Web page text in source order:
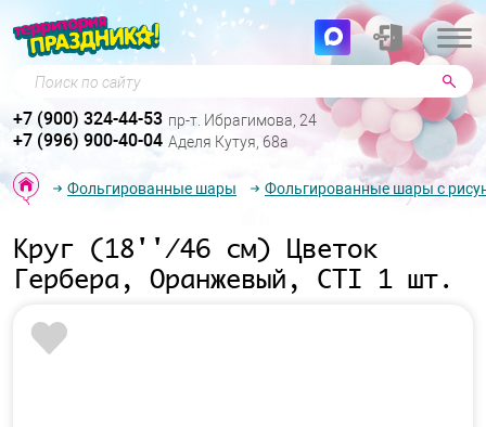
Поиск по сайту
+7 (900) 324-44-53 пр-т. Ибрагимова, 24
+7 (996) 900-40-04 Аделя Кутуя, 68а
Фольгированные шары Фольгированные шары с
Круг (18''/46 см) Цветок
Гербера, Оранжевый, CTI 1 шт.